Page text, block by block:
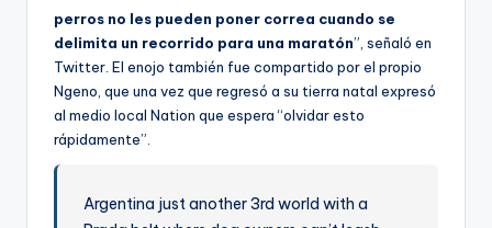
perros no les pueden poner correa cuando se
delimita un recorrido para una maratón”, señaló en
Twitter. El enojo también fue compartido por el propio
Ngeno, que una vez que regresó a su tierra natal expresó
al medio local Nation que espera “olvidar esto
rápidamente”.
Argentina just another 3rd world with a